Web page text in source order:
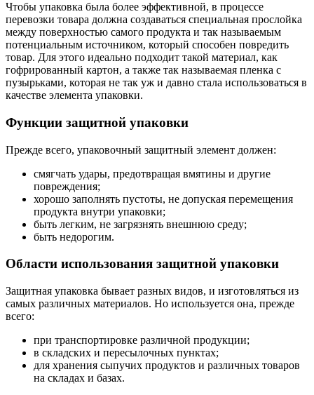
Чтобы упаковка была более эффективной, в процессе
перевозки товара должна создаваться специальная прослойка
между поверхностью самого продукта и так называемым
потенциальным источником, который способен повредить
товар. Для этого идеально подходит такой материал, как
гофрированный картон, а также так называемая пленка с
пузырьками, которая не так уж и давно стала использоваться в
качестве элемента упаковки.
Функции защитной упаковки
Прежде всего, упаковочный защитный элемент должен:
смягчать удары, предотвращая вмятины и другие
повреждения;
хорошо заполнять пустоты, не допуская перемещения
продукта внутри упаковки;
быть легким, не загрязнять внешнюю среду;
быть недорогим.
Области использования защитной упаковки
Защитная упаковка бывает разных видов, и изготовляться из
самых различных материалов. Но используется она, прежде
всего:
при транспортировке различной продукции;
в складских и пересылочных пунктах;
для хранения сыпучих продуктов и различных товаров
на складах и базах.